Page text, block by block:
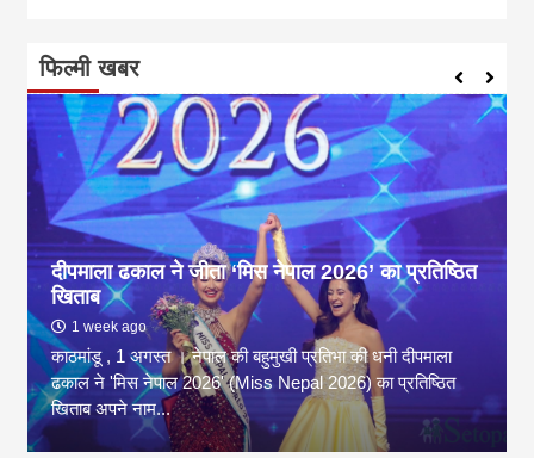
फिल्मी खबर
दीपमाला ढकाल ने जीता ‘मिस नेपाल 2026’ का प्रतिष्ठित
खिताब
1 week ago
काठमांडू , 1 अगस्त । नेपाल की बहुमुखी प्रतिभा की धनी दीपमाला
ढकाल ने 'मिस नेपाल 2026' (Miss Nepal 2026) का प्रतिष्ठित
खिताब अपने नाम...